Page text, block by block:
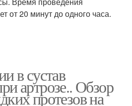
от 20 минут до одного часа.
в сустав
артрозе.. Обзор
протезов на